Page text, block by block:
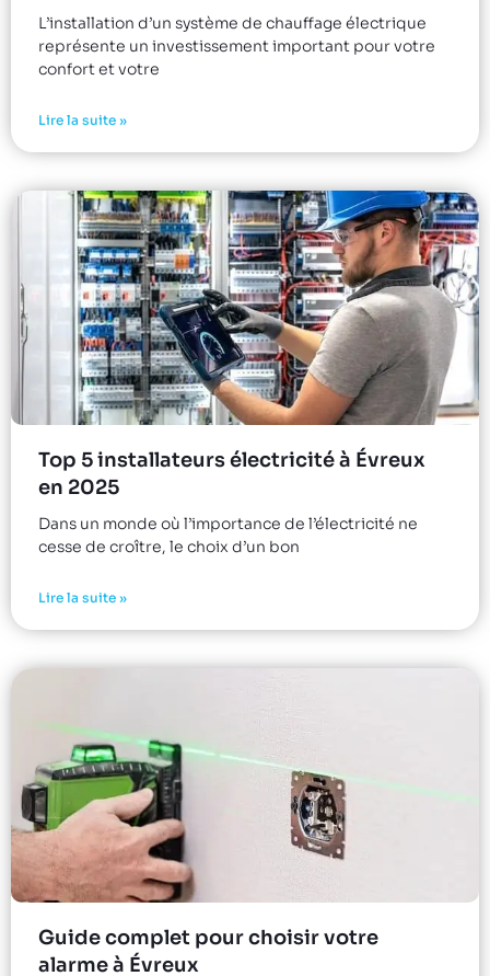
L’installation d’un système de chauffage électrique
représente un investissement important pour votre
confort et votre
Lire la suite »
Top 5 installateurs électricité à Évreux
en 2025
Dans un monde où l’importance de l’électricité ne
cesse de croître, le choix d’un bon
Lire la suite »
Guide complet pour choisir votre
alarme à Évreux